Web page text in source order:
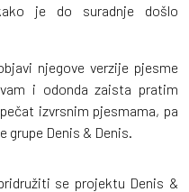
je do suradnje došlo
njegove verzije pjesme
i odonda zaista pratim
izvrsnim pjesmama, pa
grupe Denis & Denis.
se projektu Denis &